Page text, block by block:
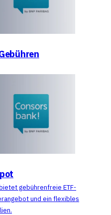
gebührenfreie ETF-
und ein flexibles